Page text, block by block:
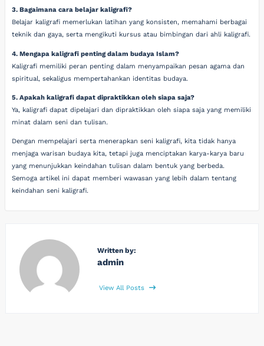
3. Bagaimana cara belajar kaligrafi?
Belajar kaligrafi memerlukan latihan yang konsisten, memahami berbagai
teknik dan gaya, serta mengikuti kursus atau bimbingan dari ahli kaligrafi.
4. Mengapa kaligrafi penting dalam budaya Islam?
Kaligrafi memiliki peran penting dalam menyampaikan pesan agama dan
spiritual, sekaligus mempertahankan identitas budaya.
5. Apakah kaligrafi dapat dipraktikkan oleh siapa saja?
Ya, kaligrafi dapat dipelajari dan dipraktikkan oleh siapa saja yang memiliki
minat dalam seni dan tulisan.
Dengan mempelajari serta menerapkan seni kaligrafi, kita tidak hanya
menjaga warisan budaya kita, tetapi juga menciptakan karya-karya baru
yang menunjukkan keindahan tulisan dalam bentuk yang berbeda.
Semoga artikel ini dapat memberi wawasan yang lebih dalam tentang
keindahan seni kaligrafi.
Written by:
admin
View All Posts